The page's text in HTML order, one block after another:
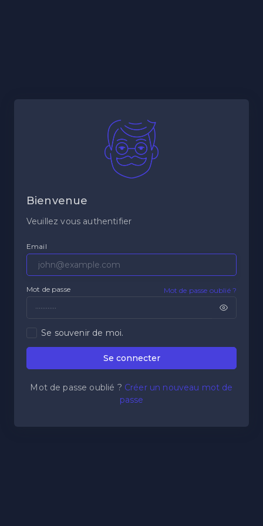
Bienvenue
Veuillez vous authentifier
Email
Mot de passe Mot de passe oublié ?
Se souvenir de moi.
Se connecter
Mot de passe oublié ? Créer un nouveau mot de
passe